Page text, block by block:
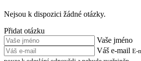
Nejsou k dispozici žádné otázky.
Přidat otázku
Vaše jméno
Váš e-mail E-